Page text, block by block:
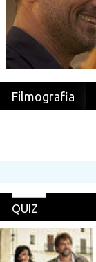
Filmografia
QUIZ